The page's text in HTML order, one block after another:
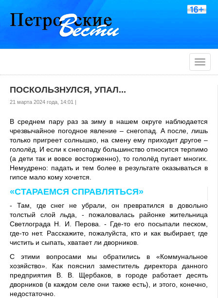
Toggle
ПОСКОЛЬЗНУЛСЯ, УПАЛ...
21 марта 2024 года, 14:01 |
В среднем пару раз за зи­му в нашем округе на­блюдается
чрезвычайное погодное явление – снего­пад. А после, лишь
толь­ко пригреет солнышко, на смену ему приходит другое –
гололёд. И ес­ли к снегопаду большин­ство относится терпимо
(а дети так и вовсе вос­торженно), то гололёд пу­гает многих.
Немудрено: падать и тем более в ре­зультате оказываться в
гипсе мало кому хочется.
«СТАРАЕМСЯ СПРАВЛЯТЬСЯ»
- Там, где снег не убрали, он превратился в довольно
толстый слой льда, - пожа­ловалась районке житель­ница
Светлограда Н. И. Пе­рова. - Где-то его посыпали песком,
где-то нет. Расска­жите, пожалуйста, кто и как выбирает, где
чистить и сы­пать, хватает ли дворников.
С этими вопросами мы обратились в «Коммуналь­ное
хозяйство». Как пояснил заместитель директора данного
предприятия В. В. Щербаков, в городе работает десять
дворников (в каждом селе они также есть), и это­го, конечно,
недостаточно.